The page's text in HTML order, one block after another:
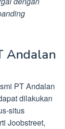
Andalan
PT Andalan
dilakukan
situs
Joobstreet,